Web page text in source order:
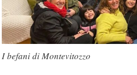
I befani di Montevitozzo